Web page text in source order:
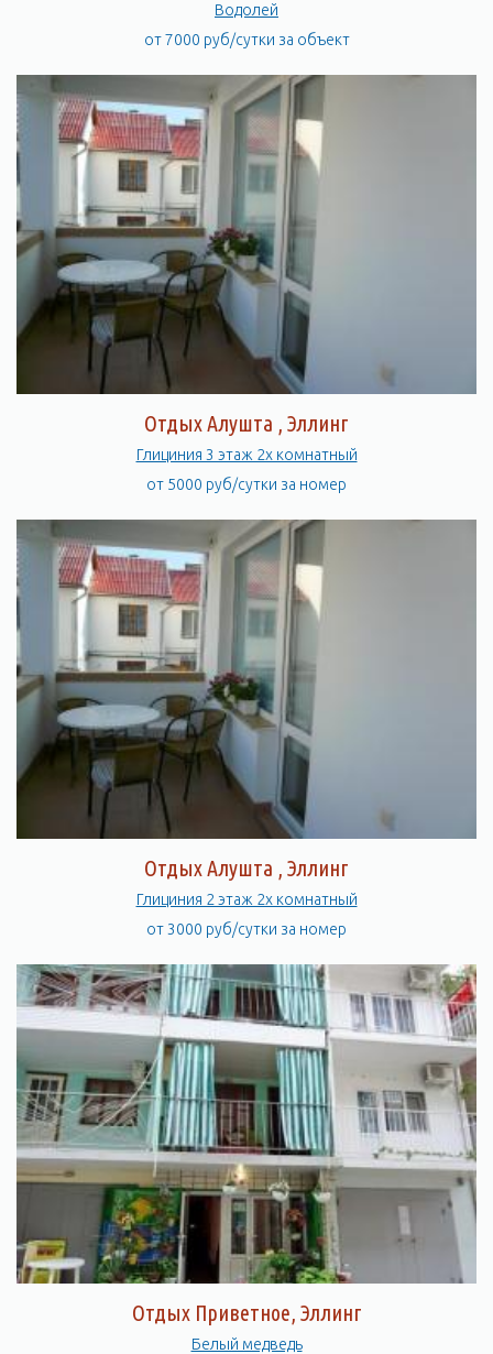
Водолей
от 7000 руб/сутки за объект
Отдых Алушта , Эллинг
Глициния 3 этаж 2х комнатный
от 5000 руб/сутки за номер
Отдых Алушта , Эллинг
Глициния 2 этаж 2х комнатный
от 3000 руб/сутки за номер
Отдых Приветное, Эллинг
Белый медведь